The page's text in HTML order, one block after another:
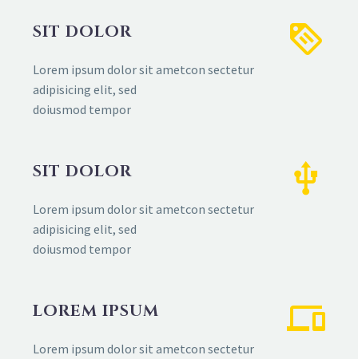
SIT DOLOR
Lorem ipsum dolor sit ametcon sectetur
adipisicing elit, sed
doiusmod tempor
SIT DOLOR
Lorem ipsum dolor sit ametcon sectetur
adipisicing elit, sed
doiusmod tempor
LOREM IPSUM
Lorem ipsum dolor sit ametcon sectetur